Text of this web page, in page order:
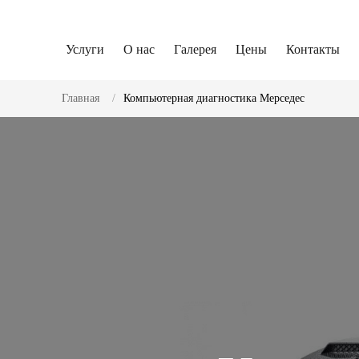
Услуги О нас Галерея Цены Контакты
Главная Компьютерная диагностика Мерседес